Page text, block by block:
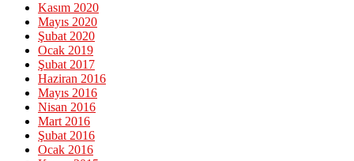
Kasım 2020
Mayıs 2020
Şubat 2020
Ocak 2019
Şubat 2017
Haziran 2016
Mayıs 2016
Nisan 2016
Mart 2016
Şubat 2016
Ocak 2016